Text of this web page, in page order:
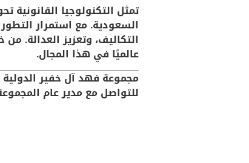
تمثل التكنولوجيا القانونية
التكاليف، وتعزيز العدالة.
عالميًا في هذا المجال.
مجموعة فهد آل خفير الدولية
للتواصل مع مدير عام المجموعة: